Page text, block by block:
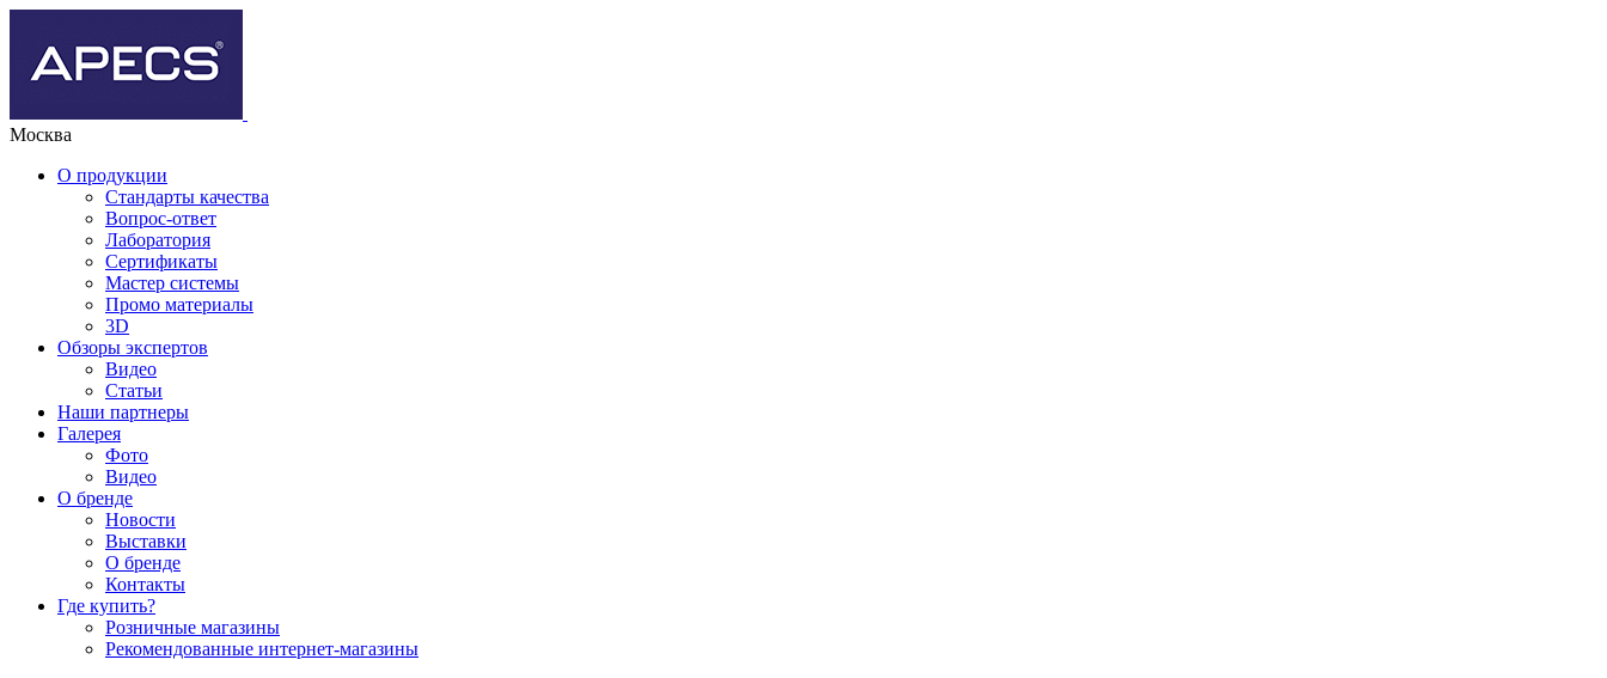
Москва
О продукции
Стандарты качества
Вопрос-ответ
Лаборатория
Сертификаты
Мастер системы
Промо материалы
3D
Обзоры экспертов
Видео
Статьи
Наши партнеры
Галерея
Фото
Видео
О бренде
Новости
Выставки
О бренде
Контакты
Где купить?
Розничные магазины
Рекомендованные интернет-магазины